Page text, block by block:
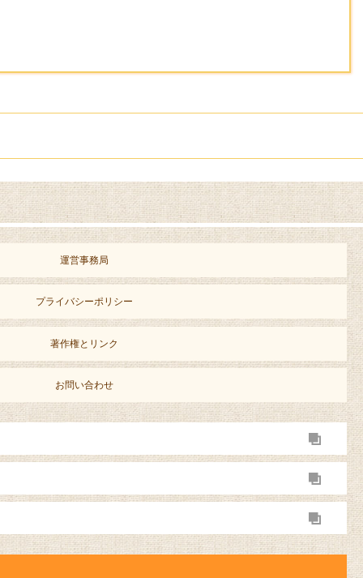
運営事務局
プライバシーポリシー
著作権とリンク
お問い合わせ